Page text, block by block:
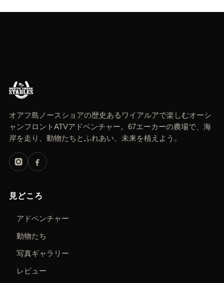
オアフ島ノースショアの歴史あるワイアルアで楽しむオーシ
ャンフロントATVアドベンチャー。67エーカーの農場で、海
岸を走り、動物たちとふれあい、未来を植えよう。
見どころ
アドベンチャー
動物たち
写真ギャラリー
レビュー